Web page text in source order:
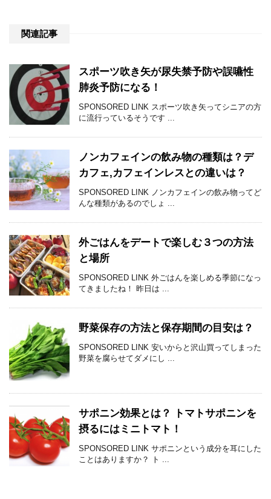
関連記事
スポーツ吹き矢が尿失禁予防や誤嚥性
肺炎予防になる！
SPONSORED LINK スポーツ吹き矢ってシニアの方
に流行っているそうです ...
ノンカフェインの飲み物の種類は？デ
カフェ,カフェインレスとの違いは？
SPONSORED LINK ノンカフェインの飲み物ってど
んな種類があるのでしょ ...
外ごはんをデートで楽しむ３つの方法
と場所
SPONSORED LINK 外ごはんを楽しめる季節になっ
てきましたね！ 昨日は ...
野菜保存の方法と保存期間の目安は？
SPONSORED LINK 安いからと沢山買ってしまった
野菜を腐らせてダメにし ...
サポニン効果とは？ トマトサポニンを
摂るにはミニトマト！
SPONSORED LINK サポニンという成分を耳にした
ことはありますか？ ト ...